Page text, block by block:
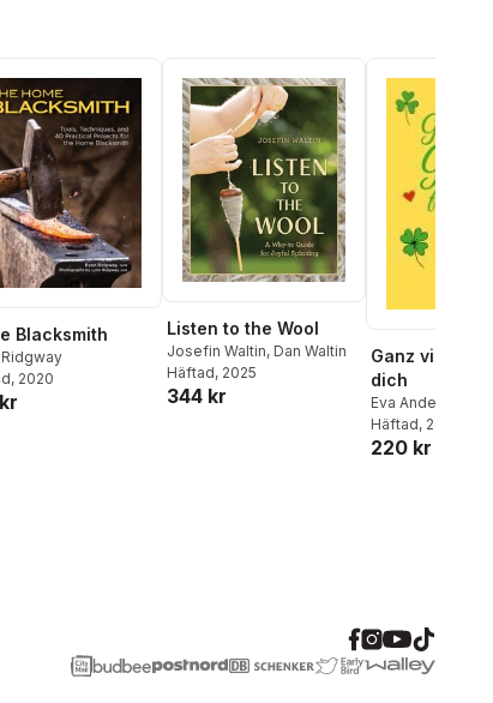
Blacksmith
Ridgway
, 2020
Listen to the Wool
Josefin Waltin, Dan Waltin
Häftad, 2025
344 kr
Ganz viel
dich
Eva Anderson
Häftad, 2026
220 kr